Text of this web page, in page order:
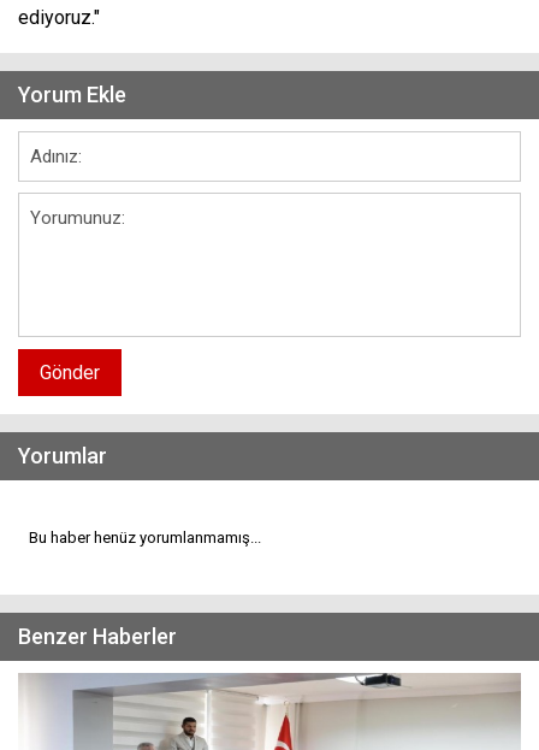
ediyoruz."
Yorum Ekle
Gönder
Yorumlar
Bu haber henüz yorumlanmamış...
Benzer Haberler